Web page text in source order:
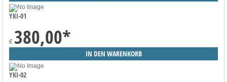
YKI-01
€ 380,00*
YKI-02